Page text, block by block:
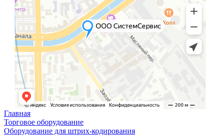
Главная
Торговое оборудование
Оборудование для штрих-кодирования